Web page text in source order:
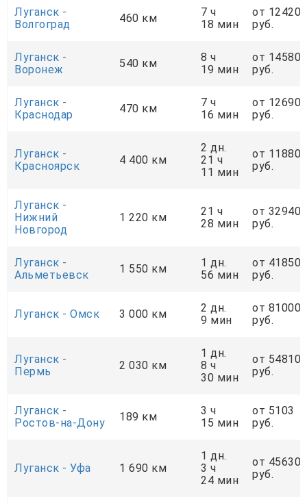
Луганск -
Волгоград
460 км
7 ч
18 мин
от 12420
руб.
Луганск -
Воронеж
540 км
8 ч
19 мин
от 14580
руб.
Луганск -
Краснодар
470 км
7 ч
16 мин
от 12690
руб.
Луганск -
Красноярск
4 400 км
2 дн.
21 ч
11 мин
от 118800
руб.
Луганск -
Нижний
Новгород
1 220 км
21 ч
28 мин
от 32940
руб.
Луганск -
Альметьевск
1 550 км
1 дн.
56 мин
от 41850
руб.
Луганск - Омск 3 000 км
2 дн.
9 мин
от 81000
руб.
Луганск -
Пермь
2 030 км
1 дн.
8 ч
30 мин
от 54810
руб.
Луганск -
Ростов-на-Дону
189 км
3 ч
15 мин
от 5103
руб.
Луганск - Уфа 1 690 км
1 дн.
3 ч
24 мин
от 45630
руб.